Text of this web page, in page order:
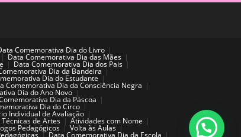
Comemorativa Dia do Livro
Data Comemorativa Dia das Mães
Data Comemorativa Dia dos Pais
Dia da Bandeira
Dia do Estudante
Comemorativa Dia da Consciência Negra
Dia do Ano Novo
Dia da Páscoa
Dia do Circo
Individual de Avaliação
Técnicas de Artes Atividades com Nome
Pedagógicos Volta às Aulas
Data Comemorativa Dia da Escola